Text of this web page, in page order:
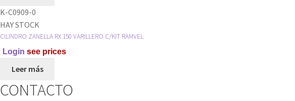
K-C0909-0
HAY STOCK
CILINDRO ZANELLA RX 150 VARILLERO C/KIT RAMVEL
Login see prices
Leer más
CONTACTO